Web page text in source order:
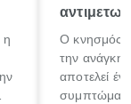
η
Ο κνησμός
την ανάγκη
αποτελεί